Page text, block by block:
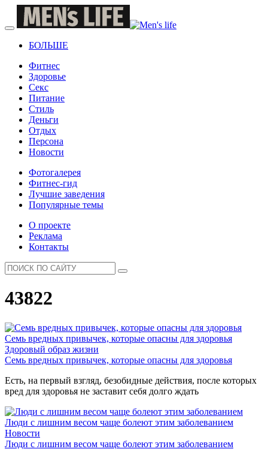
БОЛЬШЕ
Фитнес
Здоровье
Секс
Питание
Стиль
Деньги
Отдых
Персона
Новости
Фотогалерея
Фитнес-гид
Лучшие заведения
Популярные темы
О проекте
Реклама
Контакты
43822
Семь вредных привычек, которые опасны для здоровья
Здоровый образ жизни
Семь вредных привычек, которые опасны для здоровья
Есть, на первый взгляд, безобидные действия, после которых
вред для здоровья не заставит себя долго ждать
Люди с лишним весом чаще болеют этим заболеванием
Новости
Люди с лишним весом чаще болеют этим заболеванием